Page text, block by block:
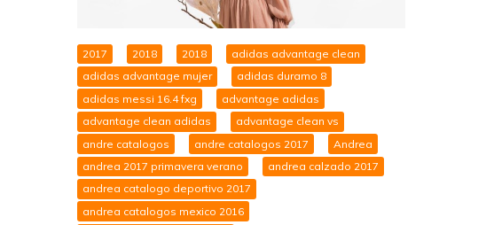
2017 2018 2018
adidas advantage clean
adidas advantage mujer
adidas duramo 8
adidas messi 16.4 fxg
advantage adidas
advantage clean adidas
advantage clean vs
andre catalogos
andre catalogos 2017
Andrea
andrea 2017 primavera verano
andrea calzado 2017
andrea catalogo deportivo 2017
andrea catalogos mexico 2016